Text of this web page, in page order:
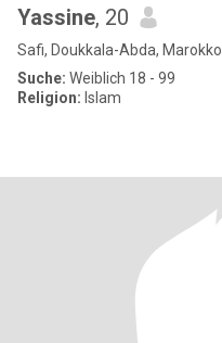
Yassine, 20
Safi, Doukkala-Abda, Marokko
Suche: Weiblich 18 - 99
Religion: Islam